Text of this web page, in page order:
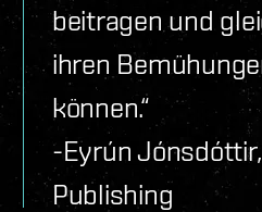
beitragen und
ihren
können.“
-Eyrún
Publishing